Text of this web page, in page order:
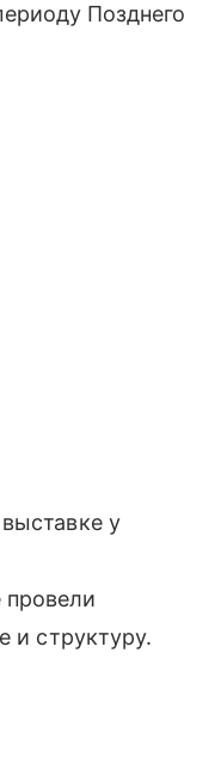
Позднего
у
и структуру.